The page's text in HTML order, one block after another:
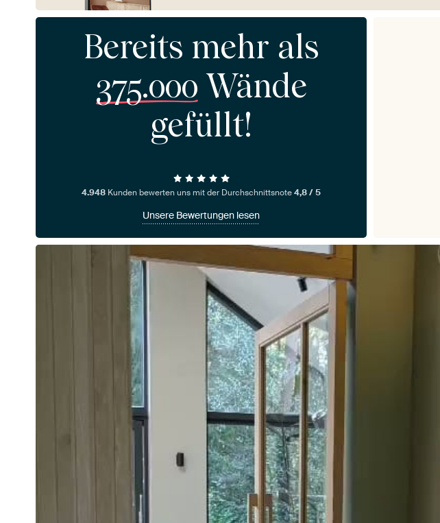
Bereits mehr als
375.000 Wände
gefüllt!
4.948 Kunden bewerten uns mit der Durchschnittsnote4,8 / 5
Unsere Bewertungen lesen